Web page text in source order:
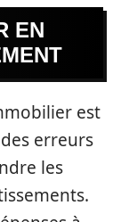
EN
est
erreurs
les